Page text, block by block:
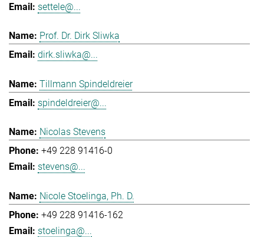
settele@...
Prof. Dr. Dirk Sliwka
dirk.sliwka@...
Tillmann Spindeldreier
spindeldreier@...
Nicolas Stevens
+49 228 91416-0
stevens@...
Nicole Stoelinga, Ph. D.
+49 228 91416-162
stoelinga@...